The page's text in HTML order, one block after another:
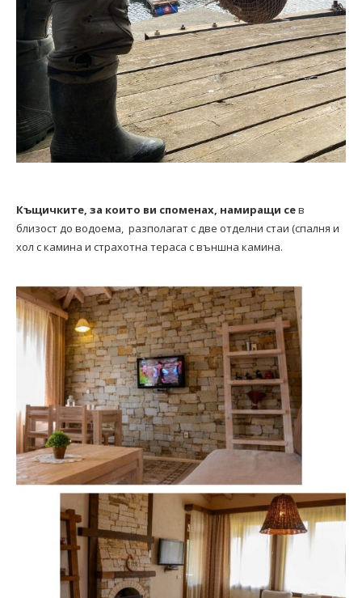
Къщичките, за които ви споменах, намиращи сев
близост до водоема, разполагат с две отделни стаи (спалня и
хол с камина и страхотна тераса с външна камина.